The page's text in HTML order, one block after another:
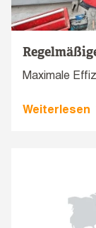
Maximale
Weiterlesen